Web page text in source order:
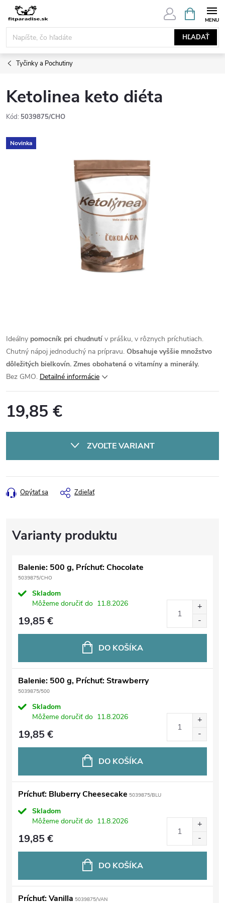
Prejsť
obsah
HĽADAŤ
KOŠÍK
Tyčinky a Pochutiny
Ketolinea keto diéta
Kód: 5039875/CHO
Novinka
Ideálny pomocník pri chudnutí v prášku, v rôznych príchutiach.
Chutný nápoj jednoduchý na prípravu. Obsahuje vyššie množstvo
dôležitých bielkovín. Zmes obohatená o vitamíny a minerály.
Bez GMO. Detailné informácie
19,85 €
ZVOĽTE VARIANT
Opýtať sa Zdieľať
Balenie: 500 g, Príchuť: Chocolate
5039875/CHO
Skladom
Môžeme doručiť do 11.8.2026
19,85 €
DO KOŠÍKA
Balenie: 500 g, Príchuť: Strawberry
5039875/500
Skladom
Môžeme doručiť do 11.8.2026
19,85 €
DO KOŠÍKA
Príchuť: Bluberry Cheesecake 5039875/BLU
Skladom
Môžeme doručiť do 11.8.2026
19,85 €
DO KOŠÍKA
Príchuť: Vanilla 5039875/VAN